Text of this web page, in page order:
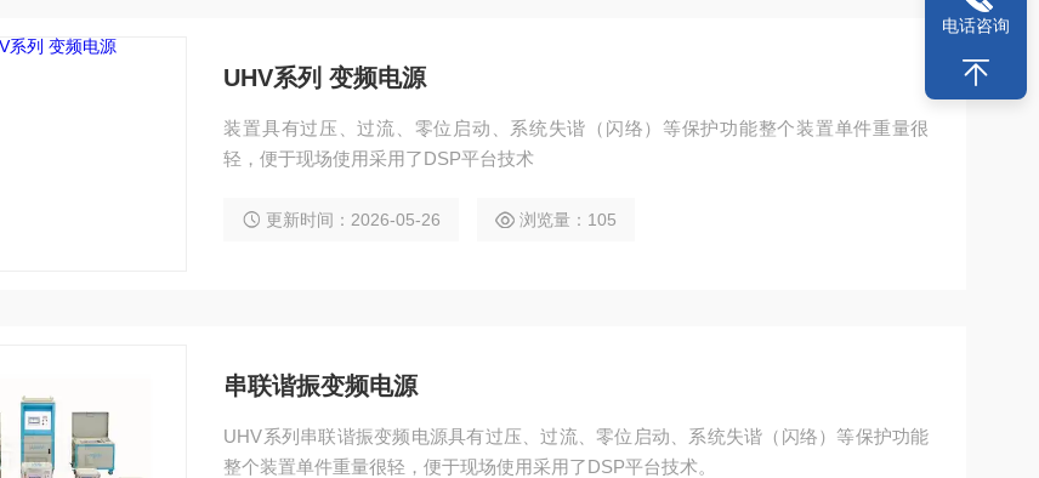
UHV系列 变频电源
装置具有过压、过流、零位启动、系统失谐（闪络）等保护功能整个装置单件重量很
轻，便于现场使用采用了DSP平台技术
更新时间：2026-05-26 浏览量：105
串联谐振变频电源
UHV系列串联谐振变频电源具有过压、过流、零位启动、系统失谐（闪络）等保护功能
整个装置单件重量很轻，便于现场使用采用了DSP平台技术。
电话咨询